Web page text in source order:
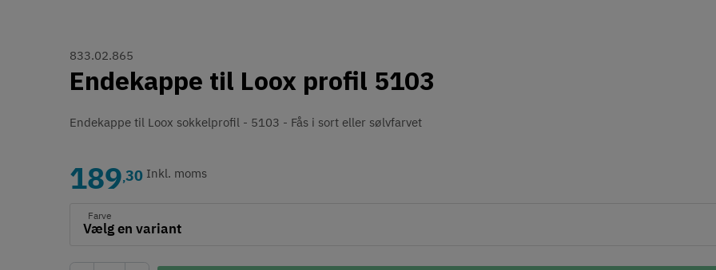
833.02.865
Endekappe til Loox profil 5103
Endekappe til Loox sokkelprofil - 5103 - Fås i sort eller sølvfarvet
189,30 Inkl. moms
Farve